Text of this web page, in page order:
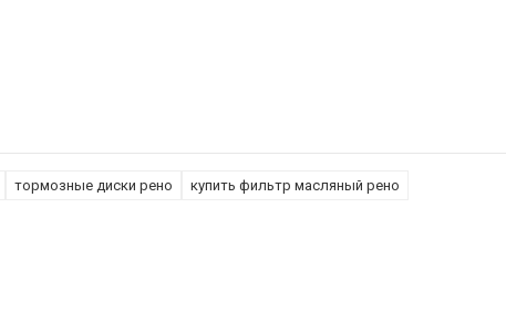
тормозные диски рено купить фильтр масляный рено